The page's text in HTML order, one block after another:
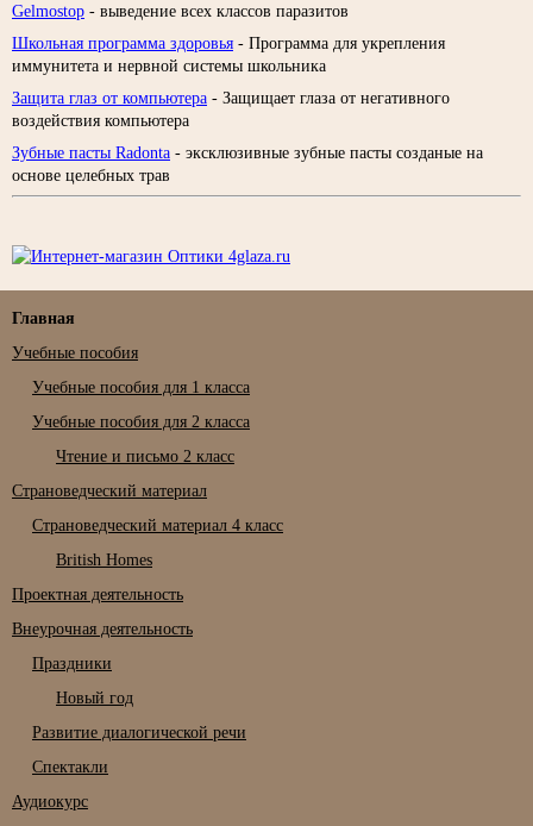
Gelmostop - выведение всех классов паразитов
Школьная программа здоровья - Программа для укрепления
иммунитета и нервной системы школьника
Защита глаз от компьютера - Защищает глаза от негативного
воздействия компьютера
Зубные пасты Radonta - эксклюзивные зубные пасты созданые на
основе целебных трав
Главная
Учебные пособия
Учебные пособия для 1 класса
Учебные пособия для 2 класса
Чтение и письмо 2 класс
Страноведческий материал
Страноведческий материал 4 класс
British Homes
Проектная деятельность
Внеурочная деятельность
Праздники
Новый год
Развитие диалогической речи
Спектакли
Аудиокурс